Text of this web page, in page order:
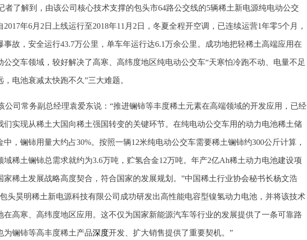
者了解到，由该公司核心技术支撑的包头市64路公交线的5辆稀土新电源纯电动公交
2017年6月2日上线运行至2018年11月2日，冬夏全程开空调，已连续运营1年零5个月，
事故，安全运行43.7万公里，单车年运行达6.1万余公里。成功地把轻稀土高端应用在
公交车领域，较好解决了高寒、高纬度地区纯电动公交车“天寒怕冷跑不动、电量不足
，电池衰减太快跑不久”三大难题。
公司常务副总经理袁爱东说：“推进镧铈等丰度稀土元素在高端领域的开发应用，已经
们实现从稀土大国向稀土强国转变的关键环节。在纯电动公交车用的动力电池稀土储
中，镧铈用量大约占30%。按照一辆12米纯电动公交车需要稀土镧铈约300公斤计算，
域稀土镧铈总需求就约为3.6万吨，贮氢合金12万吨。年产2亿Ah稀土动力电池建设项
家稀土发展战略高度契合，符合国家的发展规划。”中国稀土行业协会秘书长杨文浩
头昊明稀土新电源科技有限公司成功研发出高性能电容型镍氢动力电池，并将该技术
在高寒、高纬度地区应用。这不仅为国家新能源汽车等行业的发展提供了一条可靠路
为镧铈等高丰度稀土产品深度开发、扩大销售提供了重要契机。”